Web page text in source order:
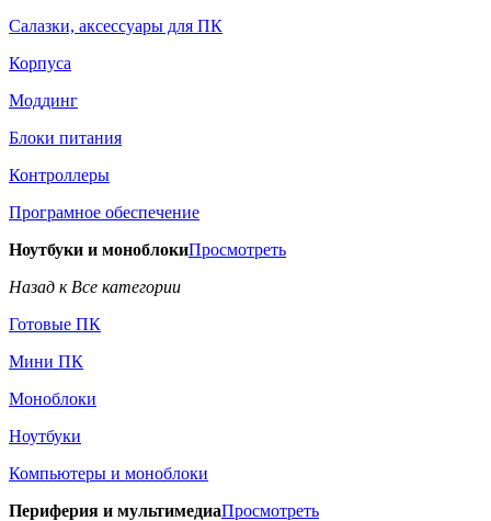
Салазки, аксессуары для ПК
Корпуса
Моддинг
Блоки питания
Контроллеры
Програмное обеспечение
Ноутбуки и моноблокиПросмотреть
Назад к Все категории
Готовые ПК
Мини ПК
Моноблоки
Ноутбуки
Компьютеры и моноблоки
Периферия и мультимедиаПросмотреть